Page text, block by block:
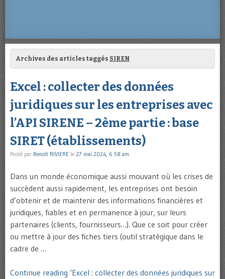
Archives des articles taggés SIREN
Excel : collecter des données
juridiques sur les entreprises avec
l’API SIRENE – 2ème partie : base
SIRET (établissements)
Posté par Benoît RIVIERE le 27 mai 2024, 6:58 am
Dans un monde économique aussi mouvant où les crises de
succèdent aussi rapidement, les entreprises ont besoin
d’obtenir et de maintenir des informations financières et
juridiques, fiables et en permanence à jour, sur leurs
partenaires (clients, fournisseurs…). Que ce soit pour créer
ou mettre à jour des fiches tiers (outil stratégique dans le
cadre de …
Continue reading ‘Excel : collecter des données juridiques sur